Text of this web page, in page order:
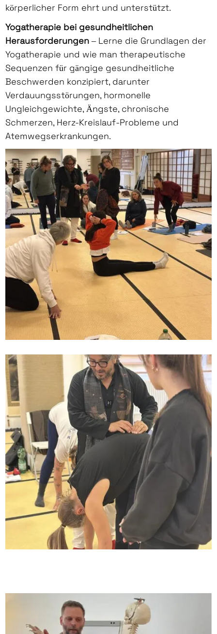
körperlicher Form ehrt und unterstützt.
Yogatherapie bei gesundheitlichen
Herausforderungen– Lerne die Grundlagen der
Yogatherapie und wie man therapeutische
Sequenzen für gängige gesundheitliche
Beschwerden konzipiert, darunter
Verdauungsstörungen, hormonelle
Ungleichgewichte, Ängste, chronische
Schmerzen, Herz-Kreislauf-Probleme und
Atemwegserkrankungen.